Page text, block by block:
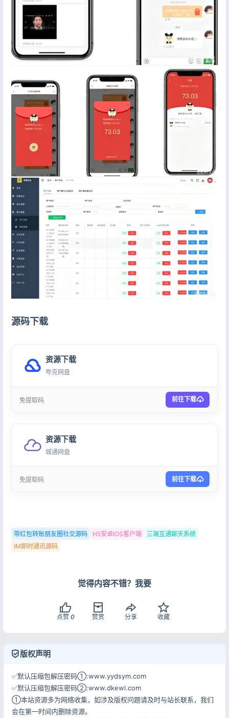
源码下载
资源下载
夸克网盘
免提取码 前往下载
资源下载
城通网盘
免提取码 前往下载
带红包转账朋友圈社交源码 H5安卓IOS客户端
三端互通聊天系统
IM即时通讯源码
觉得内容不错？我要
点赞 0 赞赏 分享 收藏
版权声明
✅默认压缩包解压密码①:www.yydsym.com
✅默认压缩包解压密码②:www.dkewl.com
①本站资源多为网络收集，如涉及版权问题请及时与站长联系，我们
会在第一时间内删除资源。
登录
没有账号？立即注册
记住登录 忘记密码?
登录